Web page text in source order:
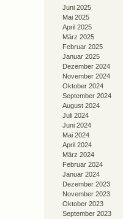
Juni 2025
Mai 2025
April 2025
März 2025
Februar 2025
Januar 2025
Dezember 2024
November 2024
Oktober 2024
September 2024
August 2024
Juli 2024
Juni 2024
Mai 2024
April 2024
März 2024
Februar 2024
Januar 2024
Dezember 2023
November 2023
Oktober 2023
September 2023